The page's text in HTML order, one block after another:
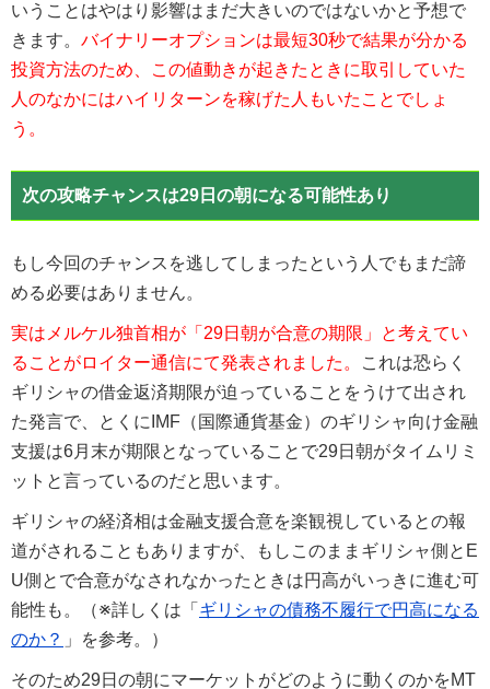
いうことはやはり影響はまだ大きいのではないかと予想で
きます。 バイナリーオプションは最短30秒で結果が分かる
投資方法のため、この値動きが起きたときに取引していた
人のなかにはハイリターンを稼げた人もいたことでしょ
う。
次の攻略チャンスは29日の朝になる可能性あり
もし今回のチャンスを逃してしまったという人でもまだ諦
める必要はありません。
実はメルケル独首相が「29日朝が合意の期限」と考えてい
ることがロイター通信にて発表されました。
これは恐らく
ギリシャの借金返済期限が迫っていることをうけて出され
た発言で、とくにIMF（国際通貨基金）のギリシャ向け金融
支援は6月末が期限となっていることで29日朝がタイムリミ
ットと言っているのだと思います。
ギリシャの経済相は金融支援合意を楽観視しているとの報
道がされることもありますが、もしこのままギリシャ側とE
U側とで合意がなされなかったときは円高がいっきに進む可
能性も。
（※詳しくは「 ギリシャの債務不履行で円高になる
のか？ 」を参考。）
そのため29日の朝にマーケットがどのように動くのかをMT